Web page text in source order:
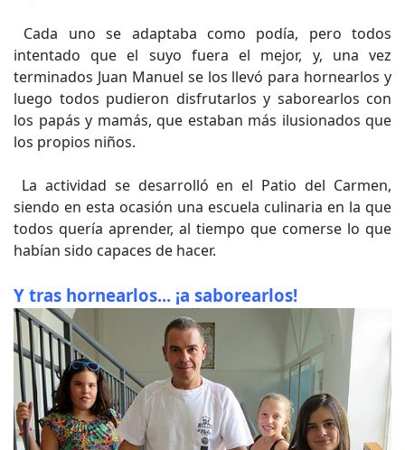
Cada uno se adaptaba como podía, pero todos
intentado que el suyo fuera el mejor, y, una vez
terminados Juan Manuel se los llevó para hornearlos y
luego todos pudieron disfrutarlos y saborearlos con
los papás y mamás, que estaban más ilusionados que
los propios niños.
La actividad se desarrolló en el Patio del Carmen,
siendo en esta ocasión una escuela culinaria en la que
todos quería aprender, al tiempo que comerse lo que
habían sido capaces de hacer.
Y tras hornearlos... ¡a saborearlos!